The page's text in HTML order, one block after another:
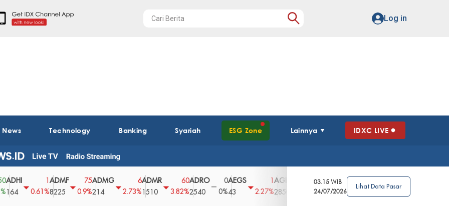
Log in
Technology Banking Syariah ESG Zone Lainnya IDXC LIVE
0.61%
ADMF
8225
75
0.9%
ADMG
214
2.73%
ADMR
1510
60
3.82%
ADRO
2540
0
0%
AEGS
2.27% 2850
3.39%
AGRO
2.63%
AGRS
62
0%
03.15 WIB
24/07/2026
Lihat Data Pasar